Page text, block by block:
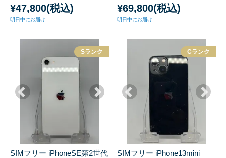
¥47,800(税込)
明日中にお届け
¥69,800(税込)
明日中にお届け
Sランク
SIMフリー iPhoneSE第2世代
Cランク
SIMフリー iPhone13mini